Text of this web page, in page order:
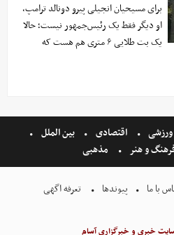
برای مسیحیان انجیلی پیرو دونالد ترامپ،
او دیگر فقط یک رئیس‌جمهور نیست؛ حالا
یک بت طلایی ۶ متری هم هست که
ورزشی اقتصادی
بین الملل
و هنر مذهبی
با ما پیوندها تعرفه اگهی
خبری و خبرگزاری آسام